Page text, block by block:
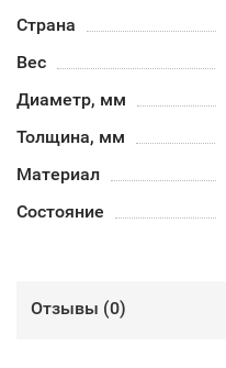
Страна
Вес
Диаметр, мм
Толщина, мм
Материал
Состояние
Отзывы (0)